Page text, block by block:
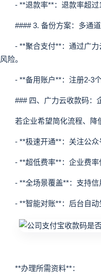
- **退款率**：退款率超过
#### 3. 备份方案：多通道
- **聚合支付**：通过广力
风险。
- **备用账户**：注册2-3个
### 四、广力云收款码：
若企业希望简化流程、降低
- **极速开通**：关注公众
- **超低费率**：企业费率低
- **全场景覆盖**：支持信
- **智能对账**：后台自动
**办理所需资料**：